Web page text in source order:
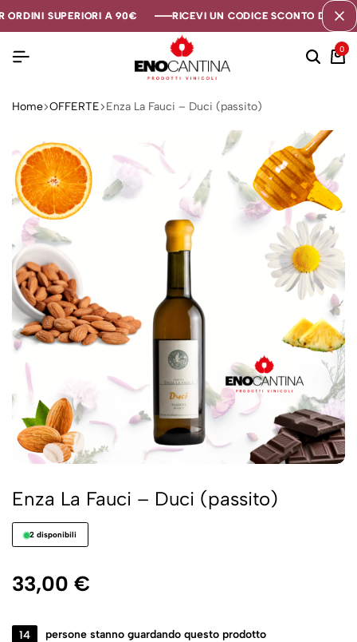
SUPERIORI A 90€ RICEVI UN CODICE SCONTO DI 5€ SE
SUPERIORI A 90€ RICEVI UN CODICE SCONTO DI 5€ SE
SUPERIORI A 90€ RICEVI UN CODICE SCONTO DI 5€ SE
0
Home OFFERTE Enza La Fauci – Duci (passito)
Enza La Fauci – Duci (passito)
2 disponibili
33,00 €
14 persone stanno guardando questo prodotto